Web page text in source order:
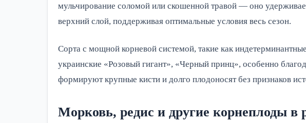
мульчирование соломой или скошенной травой — оно
верхний слой, поддерживая оптимальные условия весь сезон.
Сорта с мощной корневой системой, такие как
украинские «Розовый гигант», «Черный принц», особенно
формируют крупные кисти и долго плодоносят без признаков
Морковь, редис и другие корнеплоды в